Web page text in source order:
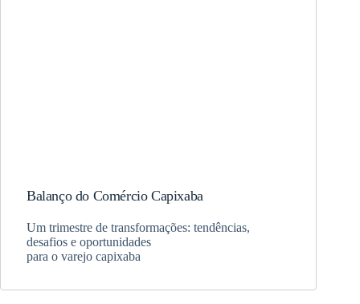
Balanço do Comércio Capixaba
Um trimestre de transformações: tendências,
desafios e oportunidades
para o varejo capixaba